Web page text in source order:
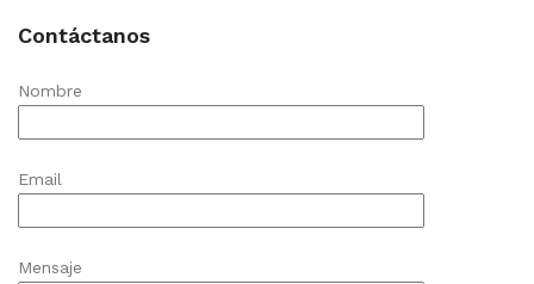
Contáctanos
Nombre
Email
Mensaje